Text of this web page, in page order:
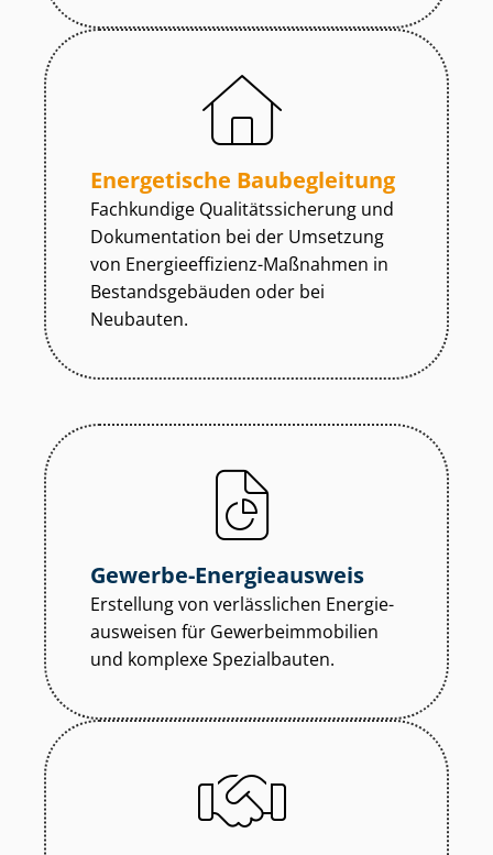
Energetische Baubegleitung
Fachkundige Qua­li­täts­si­che­rung und
Dokumentation bei der Umsetzung
von En­er­gie­ef­fi­zi­enz-Maßnahmen in
Be­stands­ge­bäu­den oder bei
Neubauten.
Gewerbe-Energieausweis
Erstellung von verlässlichen En­er­gie­
aus­wei­sen für Ge­wer­be­im­mo­bi­li­en
und komplexe Spezialbauten.